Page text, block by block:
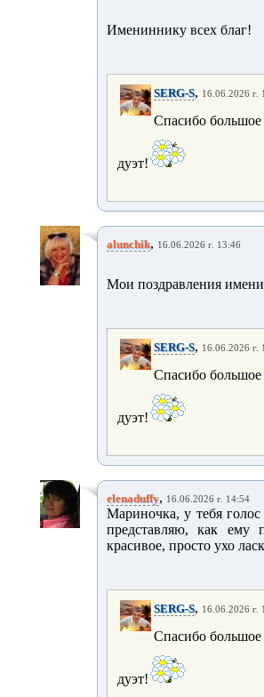
Имениннику всех благ!
SERG-S, 16.06.2026 г.
Спасибо большое
дуэт!
alunchik, 16.06.2026 г. 13:46
Мои поздравления
SERG-S, 16.06.2026 г.
Спасибо большое
дуэт!
elenaduffy, 16.06.2026 г. 14:54
Мариночка, у тебя
представляю, как ему
красивое, просто ухо
SERG-S, 16.06.2026 г.
Спасибо большое
дуэт!